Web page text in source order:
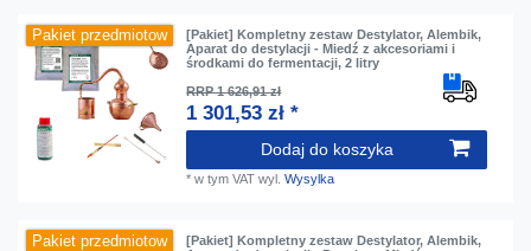
Pakiet przedmiotow
[Pakiet] Kompletny zestaw Destylator, Alembik,
Aparat do destylacji - Miedź z akcesoriami i
środkami do fermentacji, 2 litry
RRP 1 626,91 zł
1 301,53 zł *
Dodaj do koszyka
*w tym VAT wyl.Wysylka
Pakiet przedmiotow
[Pakiet] Kompletny zestaw Destylator, Alembik,